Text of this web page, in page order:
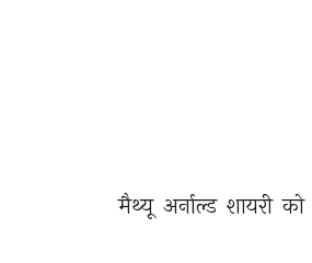
मैथ्यू अर्नाल्ड शायरी को